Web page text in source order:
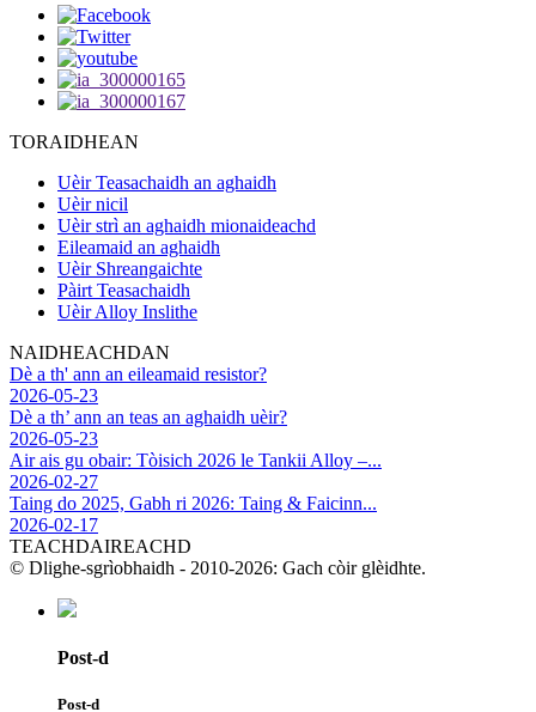
TORAIDHEAN
Uèir Teasachaidh an aghaidh
Uèir nicil
Uèir strì an aghaidh mionaideachd
Eileamaid an aghaidh
Uèir Shreangaichte
Pàirt Teasachaidh
Uèir Alloy Inslithe
NAIDHEACHDAN
Dè a th' ann an eileamaid resistor?
2026-05-23
Dè a th’ ann an teas an aghaidh uèir?
2026-05-23
Air ais gu obair: Tòisich 2026 le Tankii Alloy –...
2026-02-27
Taing do 2025, Gabh ri 2026: Taing & Faicinn...
2026-02-17
TEACHDAIREACHD
© Dlighe-sgrìobhaidh - 2010-2026: Gach còir glèidhte.
Post-d
Post-d